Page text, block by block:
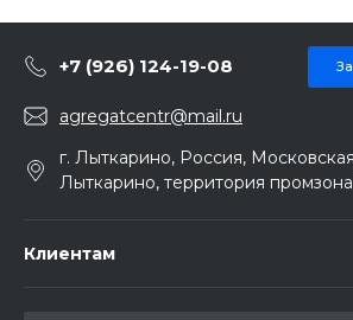
+7 (926) 124-19-08
agregatcentr@mail.ru
г. Лыткарино, Россия,
Лыткарино, территория
Клиентам